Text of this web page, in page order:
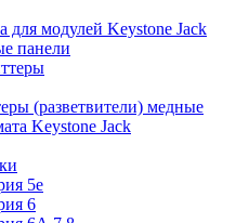
для модулей Keystone Jack
панели
(разветвители) медные
Keystone Jack
5е
6